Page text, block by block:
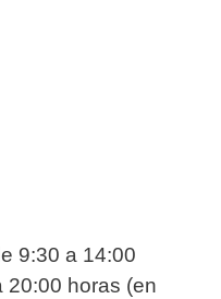
9:30 a 14:00
20:00 horas (en